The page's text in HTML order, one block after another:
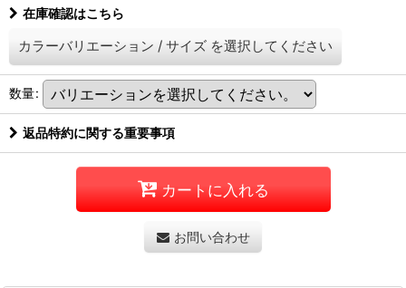
在庫確認はこちら
カラーバリエーション / サイズ を選択してください
数量:
返品特約に関する重要事項
カートに入れる
お問い合わせ